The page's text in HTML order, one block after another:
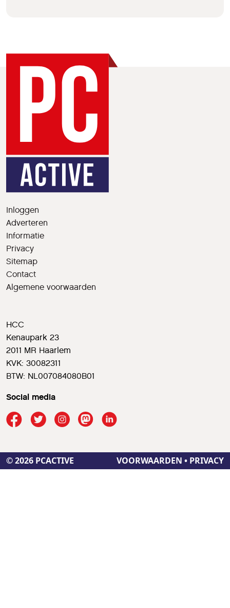
Inloggen
Adverteren
Informatie
Privacy
Sitemap
Contact
Algemene voorwaarden
HCC
Kenaupark 23
2011 MR Haarlem
KVK: 30082311
BTW: NL007084080B01
Social media
© 2026 PCACTIVE VOORWAARDEN • PRIVACY